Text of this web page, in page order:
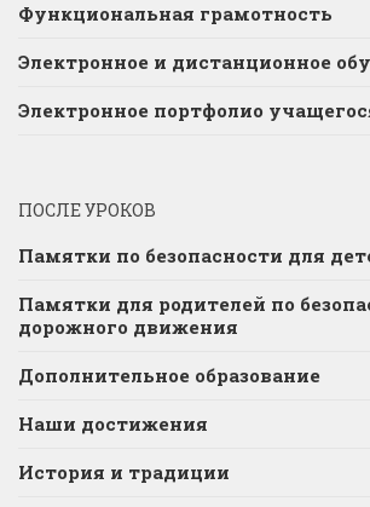
Функциональная грамотность
Электронное и дистанционное
Электронное портфолио
ПОСЛЕ УРОКОВ
Памятки по безопасности для
Памятки для родителей по
дорожного движения
Дополнительное образование
Наши достижения
История и традиции